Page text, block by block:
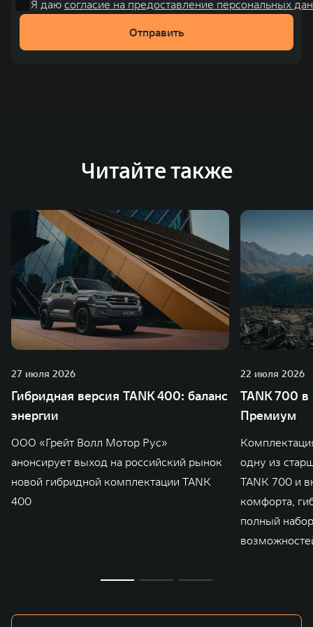
Я даю согласие на предоставление персональных
Отправить
Читайте также
27 июля 2026
Гибридная версия TANK 400: баланс
энергии
ООО «Грейт Волл Мотор Рус»
анонсирует выход на российский рынок
новой гибридной комплектации TANK
400
22 июля 2026
TANK 700 в
Премиум
одну из
TANK 700 и
комфорта,
полный